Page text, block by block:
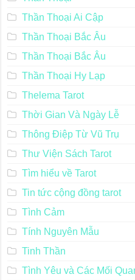
Thần Thoại Ai Cập
Thần Thoại Bắc Âu
Thần Thoại Bắc Âu
Thần Thoại Hy Lạp
Thelema Tarot
Thời Gian Và Ngày Lễ
Thông Điệp Từ Vũ Trụ
Thư Viện Sách Tarot
Tìm hiểu về Tarot
Tin tức cộng đồng tarot
Tình Cảm
Tính Nguyên Mẫu
Tinh Thần
Tình Yêu và Các Mối